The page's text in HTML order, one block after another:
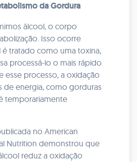
da Gordura
álcool, o corpo
Isso ocorre
tratado como uma toxina,
processá-lo o mais rápido
esse processo, a oxidação
de energia, como gorduras
temporariamente
no American
Nutrition demonstrou que
reduz a oxidação